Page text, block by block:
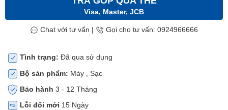
Visa, Master, JCB
Chat với tư vấn | Gọi cho tư vấn: 0924966666
Tình trạng: Đã qua sử dụng
Bộ sản phẩm: Máy , Sạc
Bảo hành 3 - 12 Tháng
Lỗi đổi mới 15 Ngày